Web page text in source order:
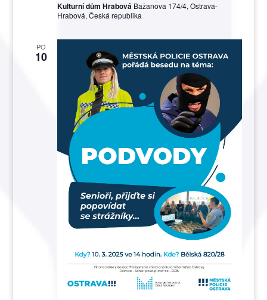
Kulturní dům Hrabová Bažanova 174/4, Ostrava-
Hrabová, Česká republika
PO
10